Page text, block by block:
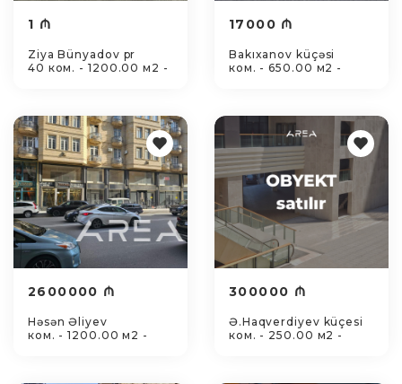
1 ₼
Ziya Bünyadov pr
40 ком. - 1200.00 м2 -
17000 ₼
Bakıxanov küçəsi
ком. - 650.00 м2 -
2600000 ₼
Həsən Əliyev
ком. - 1200.00 м2 -
300000 ₼
Ə.Haqverdiyev küçesi
ком. - 250.00 м2 -